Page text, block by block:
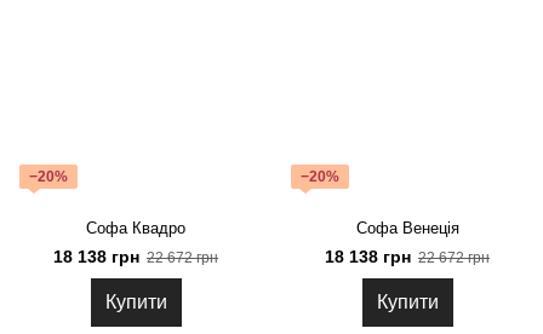
−20%
Софа Квадро
18 138 грн 22 672 грн
Купити
−20%
Софа Венеція
18 138 грн 22 672 грн
Купити